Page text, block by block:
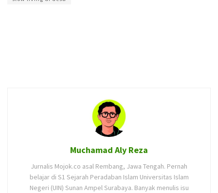
Muchamad Aly Reza
Jurnalis Mojok.co asal Rembang, Jawa Tengah. Pernah
belajar di S1 Sejarah Peradaban Islam Universitas Islam
Negeri (UIN) Sunan Ampel Surabaya. Banyak menulis isu